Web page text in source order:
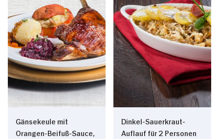
Gänsekeule mit
Orangen-Beifuß-Sauce,
Dinkel-Sauerkraut-
Auflauf für 2 Personen